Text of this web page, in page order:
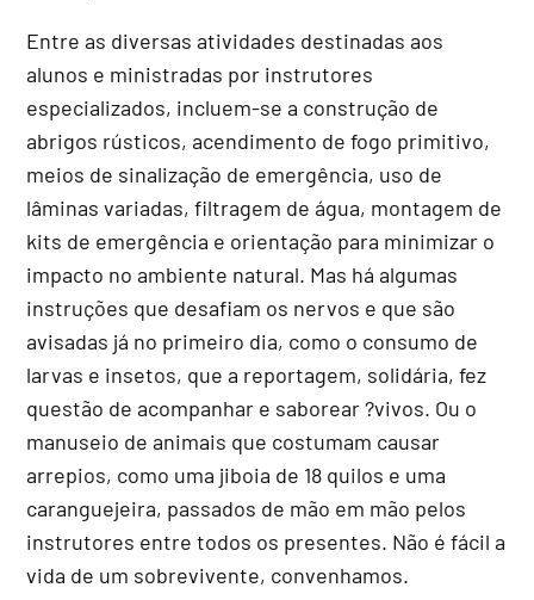
Entre as diversas atividades destinadas aos
alunos e ministradas por instrutores
especializados, incluem-se a construção de
abrigos rústicos, acendimento de fogo primitivo,
meios de sinalização de emergência, uso de
lâminas variadas, filtragem de água, montagem de
kits de emergência e orientação para minimizar o
impacto no ambiente natural. Mas há algumas
instruções que desafiam os nervos e que são
avisadas já no primeiro dia, como o consumo de
larvas e insetos, que a reportagem, solidária, fez
questão de acompanhar e saborear ?vivos. Ou o
manuseio de animais que costumam causar
arrepios, como uma jiboia de 18 quilos e uma
caranguejeira, passados de mão em mão pelos
instrutores entre todos os presentes. Não é fácil a
vida de um sobrevivente, convenhamos.